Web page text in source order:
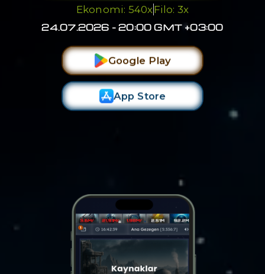
Ekonomi: 540xFilo: 3x
24.07.2026 - 20:00 GMT +03:00
Google Play
App Store